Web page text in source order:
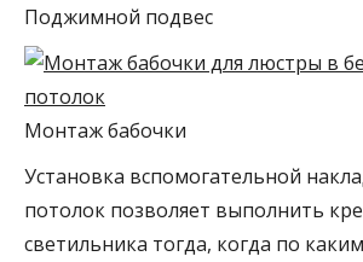
Поджимной подвес
Монтаж бабочки
Установка вспомогательной
потолок позволяет выполнить
светильника тогда, когда по